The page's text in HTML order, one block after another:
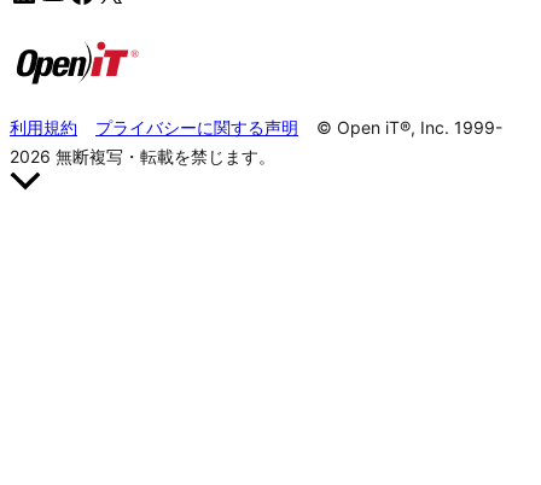
利用規約 プライバシーに関する声明
© Open iT®, Inc. 1999-
2026 無断複写・転載を禁じます。